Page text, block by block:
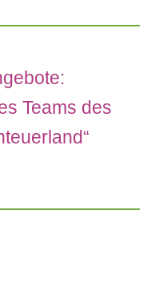
Teams des